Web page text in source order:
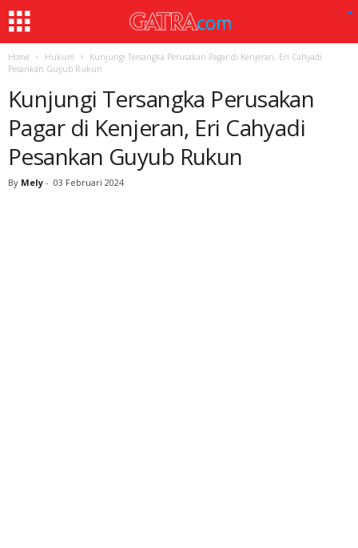
Home Hukum
Kunjungi Tersangka Perusakan Pagar di Kenjeran, Eri Cahyadi
Pesankan Guyub Rukun
Kunjungi Tersangka Perusakan
Pagar di Kenjeran, Eri Cahyadi
Pesankan Guyub Rukun
By Mely - 03 Februari 2024